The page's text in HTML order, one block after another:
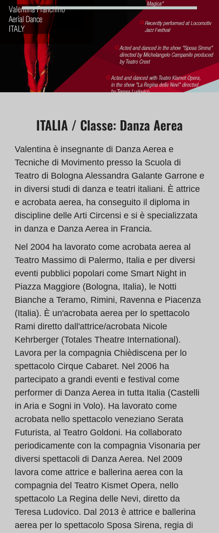
ITALIA / Classe: Danza Aerea
Valentina è insegnante di Danza Aerea e
Tecniche di Movimento presso la Scuola di
Teatro di Bologna Alessandra Galante Garrone e
in diversi studi di danza e teatri italiani. È attrice
e acrobata aerea, ha conseguito il diploma in
discipline delle Arti Circensi e si è specializzata
in danza e Danza Aerea in Francia.
Nel 2004 ha lavorato come acrobata aerea al
Teatro Massimo di Palermo, Italia e per diversi
eventi pubblici popolari come Smart Night in
Piazza Maggiore (Bologna, Italia), le Notti
Bianche a Teramo, Rimini, Ravenna e Piacenza
(Italia). È un'acrobata aerea per lo spettacolo
Rami diretto dall'attrice/acrobata Nicole
Kehrberger (Totales Theatre International).
Lavora per la compagnia Chièdiscena per lo
spettacolo Cirque Cabaret. Nel 2006 ha
partecipato a grandi eventi e festival come
performer di Danza Aerea in tutta Italia (Castelli
in Aria e Sogni in Volo). Ha lavorato come
acrobata nello spettacolo veneziano Serata
Futurista, al Teatro Goldoni. Ha collaborato
periodicamente con la compagnia Visonaria per
diversi spettacoli di Danza Aerea. Nel 2009
lavora come attrice e ballerina aerea con la
compagnia del Teatro Kismet Opera, nello
spettacolo La Regina delle Nevi, diretto da
Teresa Ludovico. Dal 2013 è attrice e ballerina
aerea per lo spettacolo Sposa Sirena, regia di